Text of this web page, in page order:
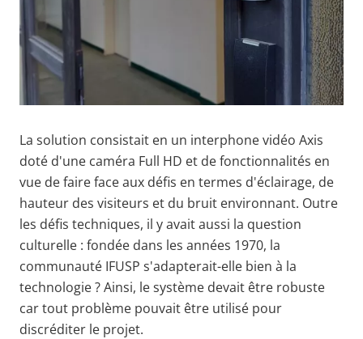
La solution consistait en un interphone vidéo Axis
doté d'une caméra Full HD et de fonctionnalités en
vue de faire face aux défis en termes d'éclairage, de
hauteur des visiteurs et du bruit environnant. Outre
les défis techniques, il y avait aussi la question
culturelle : fondée dans les années 1970, la
communauté IFUSP s'adapterait-elle bien à la
technologie ? Ainsi, le système devait être robuste
car tout problème pouvait être utilisé pour
discréditer le projet.